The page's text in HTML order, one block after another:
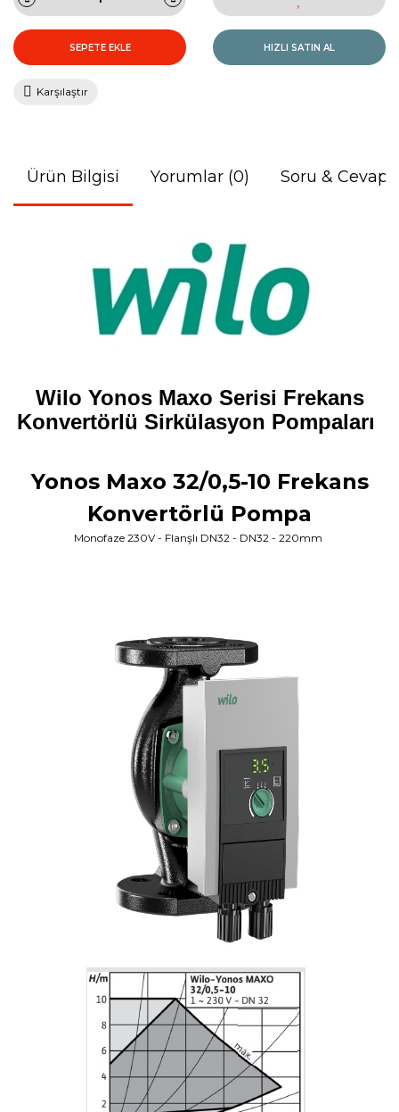
SEPETE EKLE HIZLI SATIN AL
Karşılaştır
Ürün Bilgisi Yorumlar (0) Soru & Cevap
Wilo Yonos Maxo Serisi Frekans
Konvertörlü Sirkülasyon Pompaları
Yonos Maxo 32/0,5-10 Frekans
Konvertörlü Pompa
Monofaze 230V - Flanşlı DN32 - DN32 - 220mm